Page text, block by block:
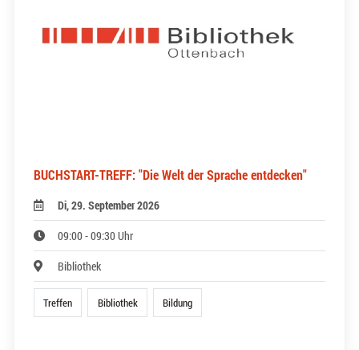
BUCHSTART-TREFF: "Die Welt der Sprache entdecken"
Di, 29. September 2026
09:00 - 09:30 Uhr
Bibliothek
Treffen Bibliothek Bildung